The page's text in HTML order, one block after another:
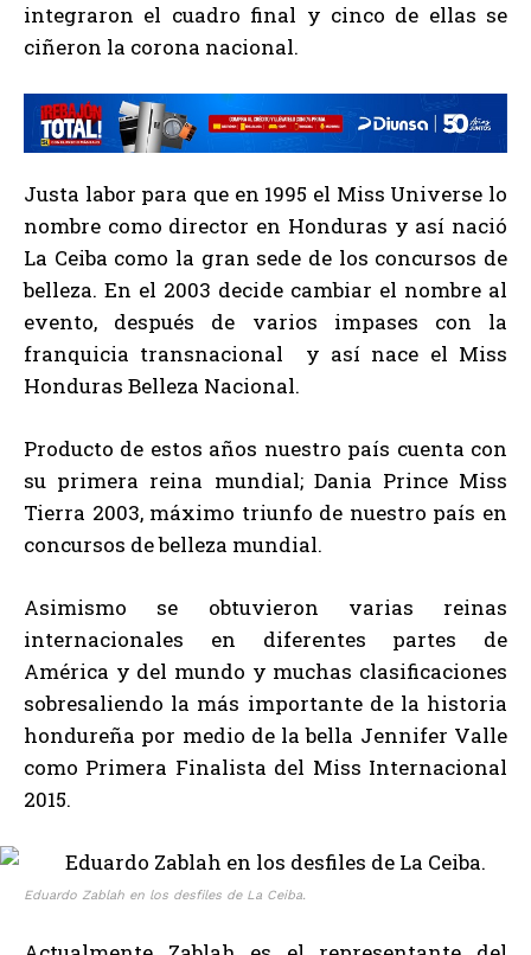
integraron el cuadro final y cinco de ellas se
ciñeron la corona nacional.
Justa labor para que en 1995 el Miss Universe lo
nombre como director en Honduras y así nació
La Ceiba como la gran sede de los concursos de
belleza. En el 2003 decide cambiar el nombre al
evento, después de varios impases con la
franquicia transnacional y así nace el Miss
Honduras Belleza Nacional.
Producto de estos años nuestro país cuenta con
su primera reina mundial; Dania Prince Miss
Tierra 2003, máximo triunfo de nuestro país en
concursos de belleza mundial.
Asimismo se obtuvieron varias reinas
internacionales en diferentes partes de
América y del mundo y muchas clasificaciones
sobresaliendo la más importante de la historia
hondureña por medio de la bella Jennifer Valle
como Primera Finalista del Miss Internacional
2015.
Eduardo Zablah en los desfiles de La Ceiba.